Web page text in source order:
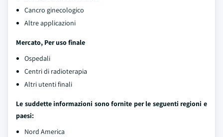
Cancro ginecologico
Altre applicazioni
Mercato, Per uso finale
Ospedali
Centri di radioterapia
Altri utenti finali
Le suddette informazioni sono fornite per le seguenti regioni e
paesi:
Nord America